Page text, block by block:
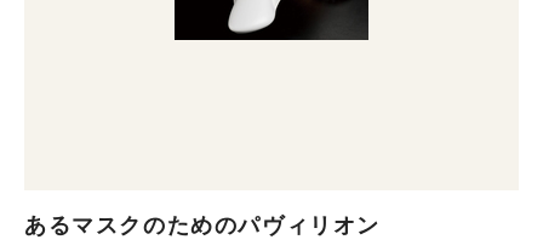
あるマスクのためのパヴィリオン